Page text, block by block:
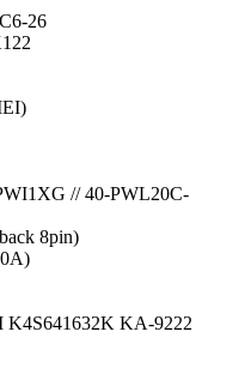
26
// 40-PWL20C-
8pin)
KA-9222